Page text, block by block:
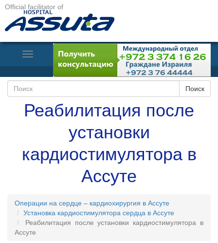
Official facilitator of
Toggle
Navigation
Реабилитация после
установки
кардиостимулятора в
Ассуте
Операции на сердце – кардиохирургия в Ассуте
Установка кардиостимулятора сердца в Ассуте
Реабилитация после установки кардиостимулятора в
Ассуте